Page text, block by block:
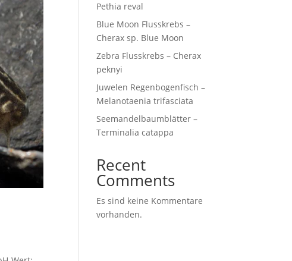
Pethia reval
Blue Moon Flusskrebs –
Cherax sp. Blue Moon
Zebra Flusskrebs – Cherax
peknyi
Juwelen Regenbogenfisch –
Melanotaenia trifasciata
Seemandelbaumblätter –
Terminalia catappa
Recent
Comments
Es sind keine Kommentare
vorhanden.